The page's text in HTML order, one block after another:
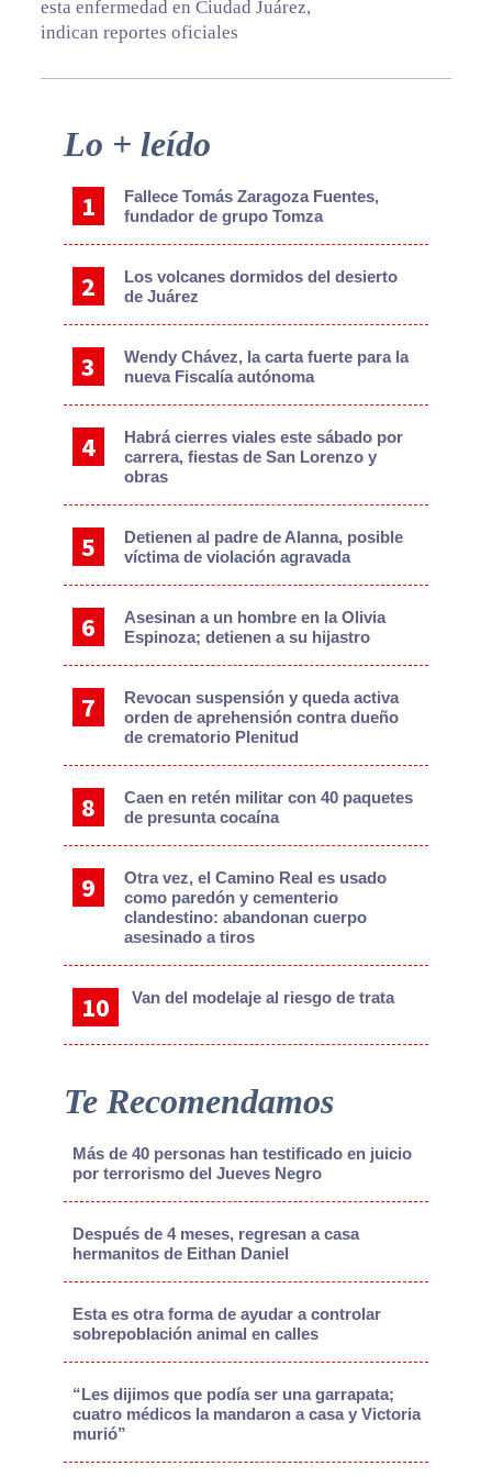
esta enfermedad en Ciudad Juárez,
indican reportes oficiales
Primary
Sidebar
Lo + leído
Fallece Tomás Zaragoza Fuentes,
fundador de grupo Tomza
Los volcanes dormidos del desierto
de Juárez
Wendy Chávez, la carta fuerte para la
nueva Fiscalía autónoma
Habrá cierres viales este sábado por
carrera, fiestas de San Lorenzo y
obras
Detienen al padre de Alanna, posible
víctima de violación agravada
Asesinan a un hombre en la Olivia
Espinoza; detienen a su hijastro
Revocan suspensión y queda activa
orden de aprehensión contra dueño
de crematorio Plenitud
Caen en retén militar con 40 paquetes
de presunta cocaína
Otra vez, el Camino Real es usado
como paredón y cementerio
clandestino: abandonan cuerpo
asesinado a tiros
Van del modelaje al riesgo de trata
Te Recomendamos
Más de 40 personas han testificado en juicio
por terrorismo del Jueves Negro
Después de 4 meses, regresan a casa
hermanitos de Eithan Daniel
Esta es otra forma de ayudar a controlar
sobrepoblación animal en calles
“Les dijimos que podía ser una garrapata;
cuatro médicos la mandaron a casa y Victoria
murió”